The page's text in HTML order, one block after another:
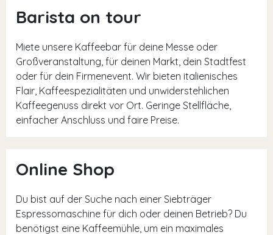
Barista on tour
Miete unsere Kaffeebar für deine Messe oder
Großveranstaltung, für deinen Markt, dein Stadtfest
oder für dein Firmenevent. Wir bieten italienisches
Flair, Kaffeespezialitäten und unwiderstehlichen
Kaffeegenuss direkt vor Ort. Geringe Stellfläche,
einfacher Anschluss und faire Preise.
Online Shop
Du bist auf der Suche nach einer Siebträger
Espressomaschine für dich oder deinen Betrieb? Du
benötigst eine Kaffeemühle, um ein maximales